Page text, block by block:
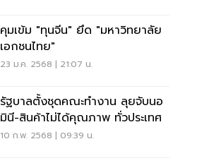
คุมเข้ม "ทุนจีน" ยึด "มหาวิทยาลัย
เอกชนไทย"
23 ม.ค. 2568 | 21:07 น.
รัฐบาลตั้งชุดคณะทำงาน ลุยจับนอ
มินี-สินค้าไม่ได้คุณภาพ ทั่วประเทศ
10 ก.พ. 2568 | 09:39 น.